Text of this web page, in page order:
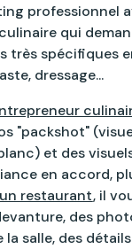
professionnel
qui
très spécifiques
dressage...
"packshot"
et des
en accord,
restaurant, il
des
la salle, des